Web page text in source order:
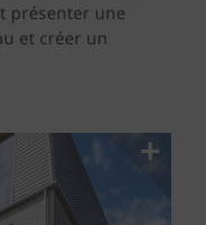
présenter une
et créer un